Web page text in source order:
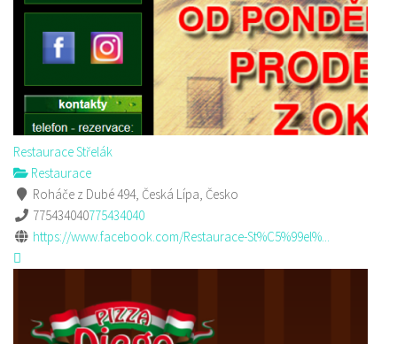
Restaurace Střelák
Restaurace
Roháče z Dubé 494, Česká Lípa, Česko
775434040775434040
https://www.facebook.com/Restaurace-St%C5%99el%...